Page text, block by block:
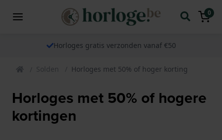
0
Horloges gratis verzonden vanaf €50
Solden Horloges met 50% of hoger korting
Horloges met 50% of hogere
kortingen